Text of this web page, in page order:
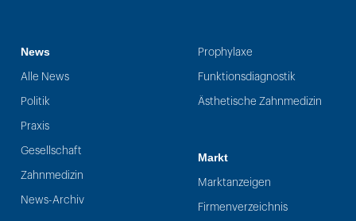
News
Alle News
Politik
Praxis
Gesellschaft
Zahnmedizin
News-Archiv
Prophylaxe
Funktionsdiagnostik
Ästhetische Zahnmedizin
Markt
Marktanzeigen
Firmenverzeichnis